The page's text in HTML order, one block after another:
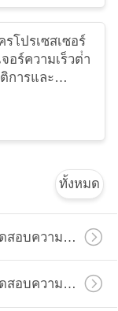
โปรเซสเซอร์
อร์ความเร็วต่ํา
การและ
ทั้งหมด
เครื่องทดสอบความแข็งวิคเกอร์
เครื่องทดสอบความแข็ง Brinell